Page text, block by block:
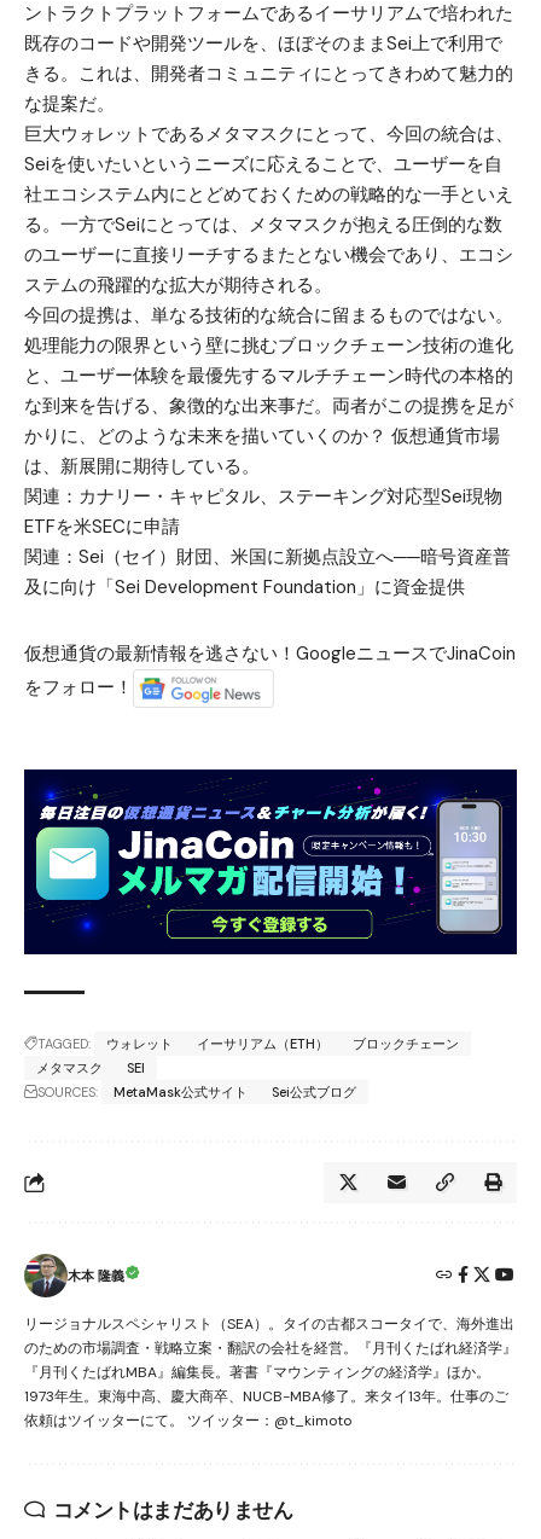
ントラクトプラットフォームであるイーサリアムで培われた
既存のコードや開発ツールを、ほぼそのままSei上で利用で
きる。これは、開発者コミュニティにとってきわめて魅力的
な提案だ。
巨大ウォレットであるメタマスクにとって、今回の統合は、
Seiを使いたいというニーズに応えることで、ユーザーを自
社エコシステム内にとどめておくための戦略的な一手といえ
る。一方でSeiにとっては、メタマスクが抱える圧倒的な数
のユーザーに直接リーチするまたとない機会であり、エコシ
ステムの飛躍的な拡大が期待される。
今回の提携は、単なる技術的な統合に留まるものではない。
処理能力の限界という壁に挑むブロックチェーン技術の進化
と、ユーザー体験を最優先するマルチチェーン時代の本格的
な到来を告げる、象徴的な出来事だ。両者がこの提携を足が
かりに、どのような未来を描いていくのか？ 仮想通貨市場
は、新展開に期待している。
関連： カナリー・キャピタル、ステーキング対応型Sei現物
ETFを米SECに申請
関連： Sei（セイ）財団、米国に新拠点設立へ──暗号資産普
及に向け「Sei Development Foundation」に資金提供
仮想通貨の最新情報を逃さない！GoogleニュースでJinaCoin
をフォロー！
TAGGED: ウォレット イーサリアム（ETH）
ブロックチェーン
メタマスク
SEI
SOURCES:
MetaMask公式サイト Sei公式ブログ
木本 隆義
リージョナルスペシャリスト（SEA）。タイの古都スコータイで、海外進出
のための市場調査・戦略立案・翻訳の会社を経営。『月刊くたばれ経済学』
『月刊くたばれMBA』編集長。著書『マウンティングの経済学』ほか。
1973年生。東海中高、慶大商卒、NUCB-MBA修了。来タイ13年。仕事のご
依頼はツイッターにて。 ツイッター：@t_kimoto
コメントはまだありません